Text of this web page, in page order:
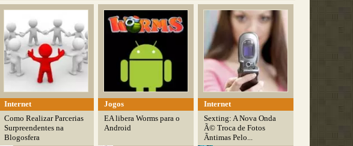
Internet
Como Realizar Parcerias
Surpreendentes na
Blogosfera
Jogos
EA libera Worms para o
Android
Internet
Sexting: A Nova Onda
Ã© Troca de Fotos
Ãntimas Pelo...